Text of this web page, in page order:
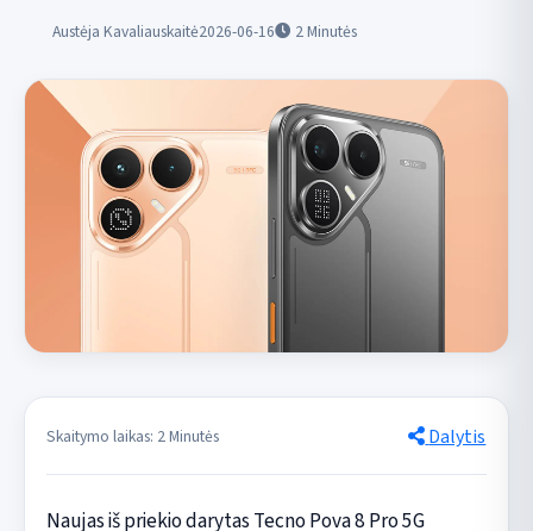
Austėja Kavaliauskaitė2026-06-16 2Minutės
Skaitymo laikas: 2 Minutės Dalytis
Naujas iš priekio darytas Tecno Pova 8 Pro 5G